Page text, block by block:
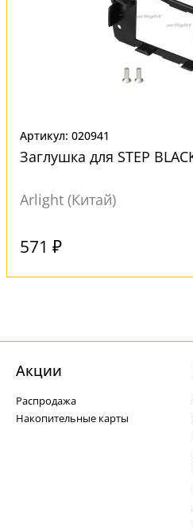
Артикул: 020941
Заглушка для STEP
Arlight (Китай)
571 ₽
Акции
Распродажа
Накопительные карты